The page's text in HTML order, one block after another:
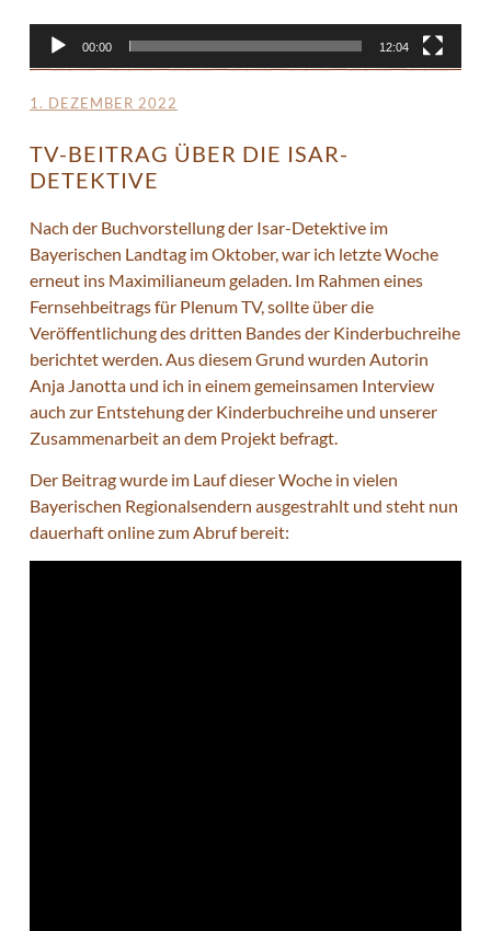
00:00 12:04
1. DEZEMBER 2022
TV-BEITRAG ÜBER DIE ISAR-
DETEKTIVE
Nach der Buchvorstellung der Isar-Detektive im
Bayerischen Landtag im Oktober, war ich letzte Woche
erneut ins Maximilianeum geladen. Im Rahmen eines
Fernsehbeitrags für Plenum TV, sollte über die
Veröffentlichung des dritten Bandes der Kinderbuchreihe
berichtet werden. Aus diesem Grund wurden Autorin
Anja Janotta und ich in einem gemeinsamen Interview
auch zur Entstehung der Kinderbuchreihe und unserer
Zusammenarbeit an dem Projekt befragt.
Der Beitrag wurde im Lauf dieser Woche in vielen
Bayerischen Regionalsendern ausgestrahlt und steht nun
dauerhaft online zum Abruf bereit: